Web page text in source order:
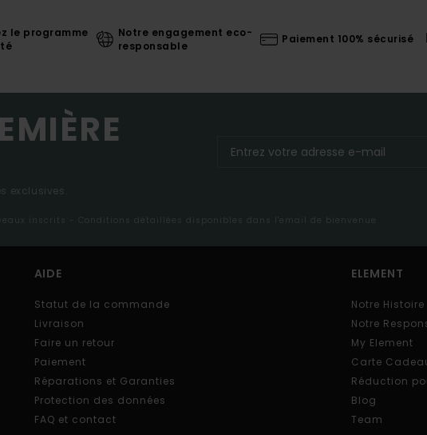
le programme
Notre engagement eco-
responsable
Paiement 100% sécurisé
exclusives.
inscrits - Conditions détaillées disponibles dans l'email de bienvenue
AIDE
Statut de la commande
Livraison
Faire un retour
Paiement
Réparations et Garanties
Protection des données
FAQ et contact
ELEMENT
Notre Histoire
Notre
My Element
Carte
Réduction
Blog
Team